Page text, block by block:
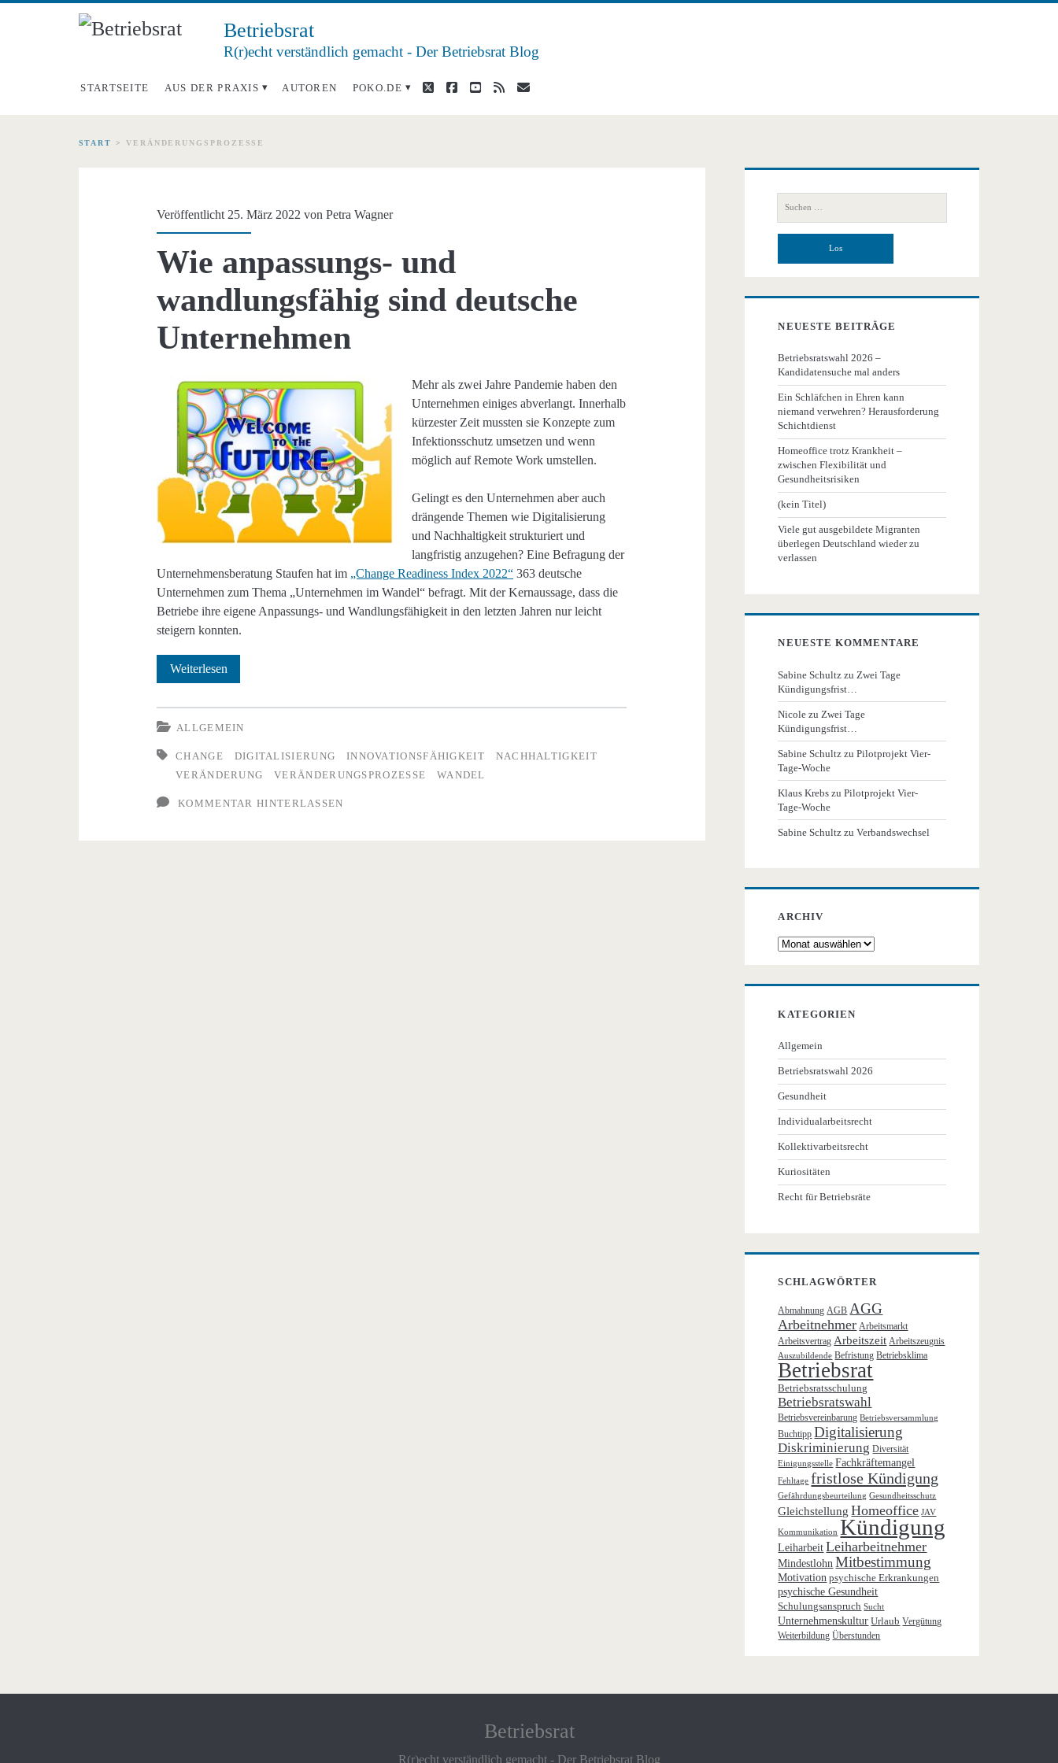
Betriebsrat
R(r)echt verständlich gemacht - Der Betriebsrat Blog
STARTSEITE AUS DER PRAXIS AUTOREN POKO.DE twitterfacebook
youtube
rss E-
START > VERÄNDERUNGSPROZESSE
<span>Veränderungsprozesse</span>
Veröffentlicht 25. März 2022 vonPetra Wagner
Wie anpassungs- und
wandlungsfähig sind deutsche
Unternehmen
Mehr als zwei Jahre Pandemie haben den
Unternehmen einiges abverlangt. Innerhalb
kürzester Zeit mussten sie Konzepte zum
Infektionsschutz umsetzen und wenn
möglich auf Remote Work umstellen.
Gelingt es den Unternehmen aber auch
drängende Themen wie Digitalisierung
und Nachhaltigkeit strukturiert und
langfristig anzugehen? Eine Befragung der
Unternehmensberatung Staufen hat im „Change Readiness Index 2022“ 363 deutsche
Unternehmen zum Thema „Unternehmen im Wandel“ befragt. Mit der Kernaussage, dass die
Betriebe ihre eigene Anpassungs- und Wandlungsfähigkeit in den letzten Jahren nur leicht
steigern konnten.
WeiterlesenWie
und
wandlungsfähig
sind
deutsche
ALLGEMEIN
CHANGE DIGITALISIERUNG INNOVATIONSFÄHIGKEIT
NACHHALTIGKEIT
VERÄNDERUNG
VERÄNDERUNGSPROZESSE WANDEL
KOMMENTAR HINTERLASSEN
Primäre
Seitenleiste
nach:
NEUESTE BEITRÄGE
Betriebsratswahl 2026 –
Kandidatensuche mal anders
Ein Schläfchen in Ehren kann
niemand verwehren? Herausforderung
Schichtdienst
Homeoffice trotz Krankheit –
zwischen Flexibilität und
Gesundheitsrisiken
(kein Titel)
Viele gut ausgebildete Migranten
überlegen Deutschland wieder zu
verlassen
NEUESTE KOMMENTARE
Sabine Schultz zu Zwei Tage
Kündigungsfrist…
Nicole zu Zwei Tage
Kündigungsfrist…
Sabine Schultz zuPilotprojekt Vier-
Tage-Woche
Klaus Krebs zuPilotprojekt Vier-
Tage-Woche
Sabine Schultz zuVerbandswechsel
ARCHIV
Archiv
KATEGORIEN
Allgemein
Betriebsratswahl 2026
Gesundheit
Individualarbeitsrecht
Kollektivarbeitsrecht
Kuriositäten
Recht für Betriebsräte
SCHLAGWÖRTER
Abmahnung AGB AGG
Arbeitnehmer Arbeitsmarkt
Arbeitsvertrag Arbeitszeit Arbeitszeugnis
Auszubildende Befristung Betriebsklima
Betriebsrat
Betriebsratsschulung
Betriebsratswahl
Betriebsvereinbarung Betriebsversammlung
Buchtipp Digitalisierung
Diskriminierung Diversität
Einigungsstelle Fachkräftemangel
Fehltage fristlose Kündigung
Gefährdungsbeurteilung Gesundheitsschutz
Gleichstellung Homeoffice JAV
Kommunikation Kündigung
Leiharbeit Leiharbeitnehmer
Mindestlohn Mitbestimmung
Motivation psychische Erkrankungen
psychische Gesundheit
Schulungsanspruch Sucht
Unternehmenskultur Urlaub Vergütung
Weiterbildung Überstunden
Betriebsrat
R(r)echt verständlich gemacht - Der Betriebsrat Blog